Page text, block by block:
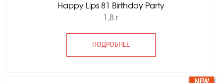
Happy Lips 81 Birthday Party
1,8 г
ПОДРОБНЕЕ